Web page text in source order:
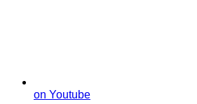
on Youtube